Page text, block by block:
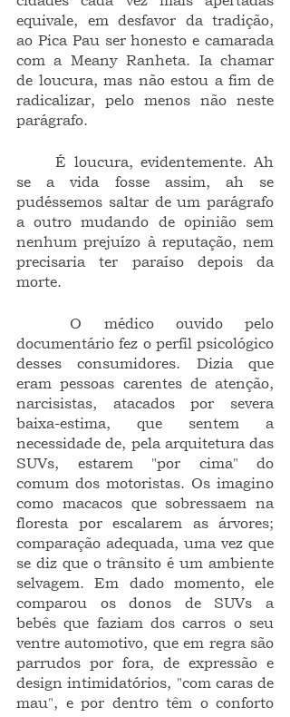
equivale, em desfavor da tradição,
ao Pica Pau ser honesto e camarada
com a Meany Ranheta. Ia chamar
de loucura, mas não estou a fim de
radicalizar, pelo menos não neste
parágrafo.
	É loucura, evidentemente. Ah
se a vida fosse assim, ah se
pudéssemos saltar de um parágrafo
a outro mudando de opinião sem
nenhum prejuízo à reputação, nem
precisaria ter paraíso depois da
morte.
	O médico ouvido pelo
documentário fez o perfil psicológico
desses consumidores. Dizia que
eram pessoas carentes de atenção,
narcisistas, atacados por severa
baixa-estima, que sentem a
necessidade de, pela arquitetura das
SUVs, estarem "por cima" do
comum dos motoristas. Os imagino
como macacos que sobressaem na
floresta por escalarem as árvores;
comparação adequada, uma vez que
se diz que o trânsito é um ambiente
selvagem. Em dado momento, ele
comparou os donos de SUVs a
bebês que faziam dos carros o seu
ventre automotivo, que em regra são
parrudos por fora, de expressão e
design intimidatórios, "com caras de
mau", e por dentro têm o conforto